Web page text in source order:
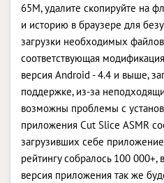
65M, удалите скопируйте на
и историю в браузере для
загрузки необходимых
соответствующая
версия Android - 4.4 и выше,
поддержке, из-за
возможны проблемы с
приложения Cut Slice ASMR
загрузивших себе
рейтингу собралось 100
версия приложения так же